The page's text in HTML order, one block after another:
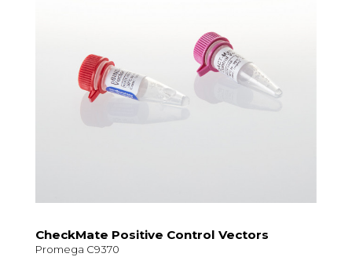
CheckMate Positive Control Vectors
Promega C9370